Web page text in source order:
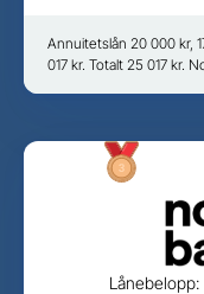
Annuitetslån 20 000 kr,
017 kr. Totalt 25 017 kr.
Lånebelopp: